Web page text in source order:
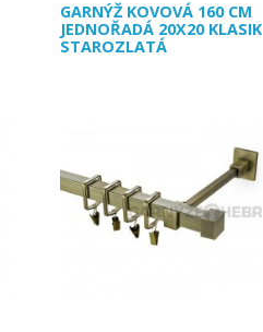
GARNÝŽ KOVOVÁ 160 CM
JEDNOŘADÁ 20X20 KLASIK
STAROZLATÁ